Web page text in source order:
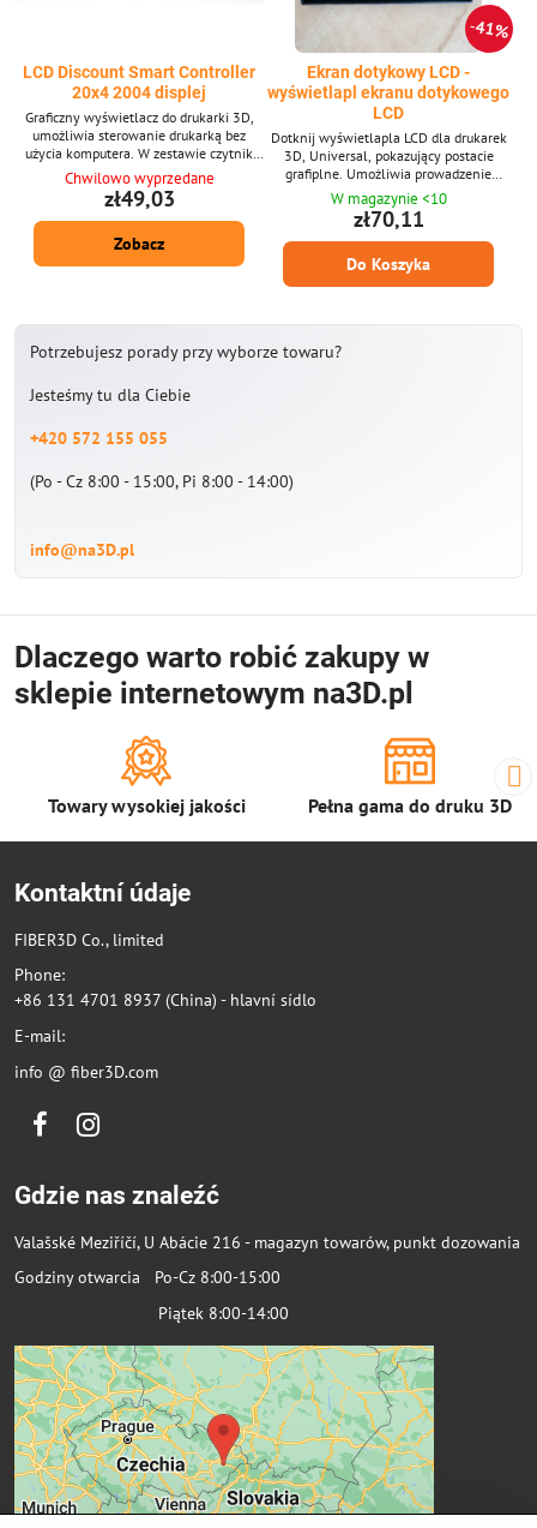
LCD Discount Smart Controller
20x4 2004 displej
Graficzny wyświetlacz do drukarki 3D,
umożliwia sterowanie drukarką bez
użycia komputera. W zestawie czytnik
kart pamięci. 2004 wyświetlacz LCD
Chwilowo wyprzedane
zł49,03
Zobacz
41%
Ekran dotykowy LCD -
wyświetlapl ekranu dotykowego
LCD
Dotknij wyświetlapla LCD dla drukarek
3D, Universal, pokazujący postacie
grafiplne. Umożliwia prowadzenie
drukarki i drukowanie bez korzystania z
komputera. DWIN LCD - umożliwia łatwą
zmianę grafiki
W magazynie <10
zł70,11
Do Koszyka
Potrzebujesz porady przy wyborze towaru?
Jesteśmy tu dla Ciebie
+420 572 155 055
(Po - Cz 8:00 - 15:00, Pi 8:00 - 14:00)
info@na3D.pl
Dlaczego warto robić zakupy w
sklepie internetowym na3D.pl
Towary wysokiej jakości Pełna gama do druku 3D
Kontaktní údaje
FIBER3D Co., limited
Phone:
+86 131 4701 8937 (China) - hlavní sídlo
E-mail:
info @ fiber3D.com
FacebookInstagram
Gdzie nas znaleźć
Valašské Meziříčí, U Abácie 216 - magazyn towarów, punkt dozowania
Godziny otwarcia Po-Cz 8:00-15:00
Piątek 8:00-14:00